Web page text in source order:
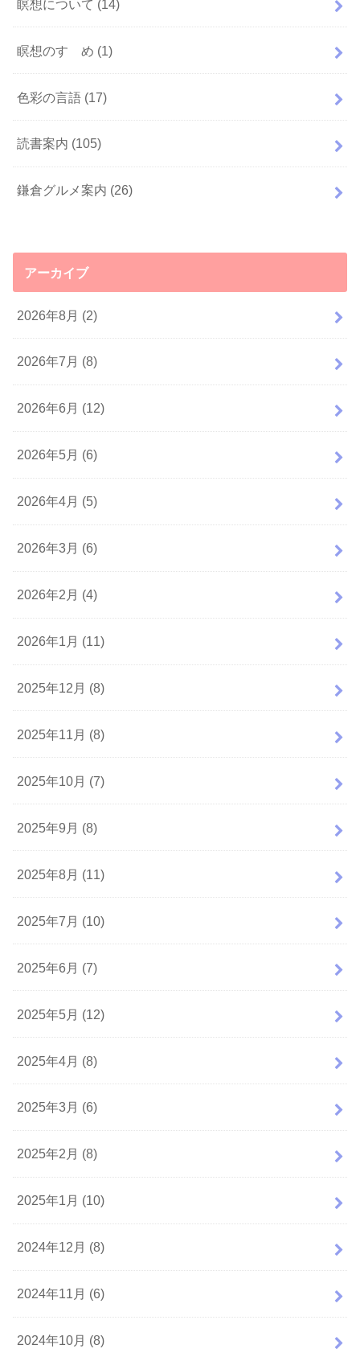
瞑想について (14)
瞑想のすゝめ (1)
色彩の言語 (17)
読書案内 (105)
鎌倉グルメ案内 (26)
アーカイブ
2026年8月 (2)
2026年7月 (8)
2026年6月 (12)
2026年5月 (6)
2026年4月 (5)
2026年3月 (6)
2026年2月 (4)
2026年1月 (11)
2025年12月 (8)
2025年11月 (8)
2025年10月 (7)
2025年9月 (8)
2025年8月 (11)
2025年7月 (10)
2025年6月 (7)
2025年5月 (12)
2025年4月 (8)
2025年3月 (6)
2025年2月 (8)
2025年1月 (10)
2024年12月 (8)
2024年11月 (6)
2024年10月 (8)